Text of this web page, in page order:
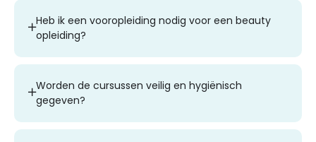
Heb ik een vooropleiding nodig voor een beauty
opleiding?
Worden de cursussen veilig en hygiënisch
gegeven?